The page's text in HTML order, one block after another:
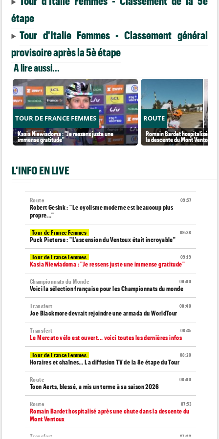
étape
Tour d'Italie Femmes - Classement général
provisoire après la 5è étape
A lire aussi...
TOUR DE FRANCE FEMMES
Kasia Niewiadoma : "Je ressens juste une
immense gratitude"
ROUTE
Romain Bardet hospitalisé
la descente du Mont Ventoux
L'INFO EN LIVE
09:57
Route
Robert Gesink : "Le cyclisme moderne est beaucoup plus
propre..."
09:38
Tour de France Femmes
Puck Pieterse : "L’ascension du Ventoux était incroyable"
09:19
Tour de France Femmes
Kasia Niewiadoma : "Je ressens juste une immense gratitude"
09:00
Championnats du Monde
Voici la sélection française pour les Championnats du monde
08:40
Transfert
Joe Blackmore devrait rejoindre une armada du WorldTour
08:35
Transfert
Le Mercato vélo est ouvert... voici toutes les dernières infos
08:20
Tour de France Femmes
Horaires et chaînes… La diffusion TV de la 8e étape du Tour
08:00
Route
Toon Aerts, blessé, a mis un terme à sa saison 2026
07:53
Route
Romain Bardet hospitalisé après une chute dans la descente du
Mont Ventoux
07:40
Transfert